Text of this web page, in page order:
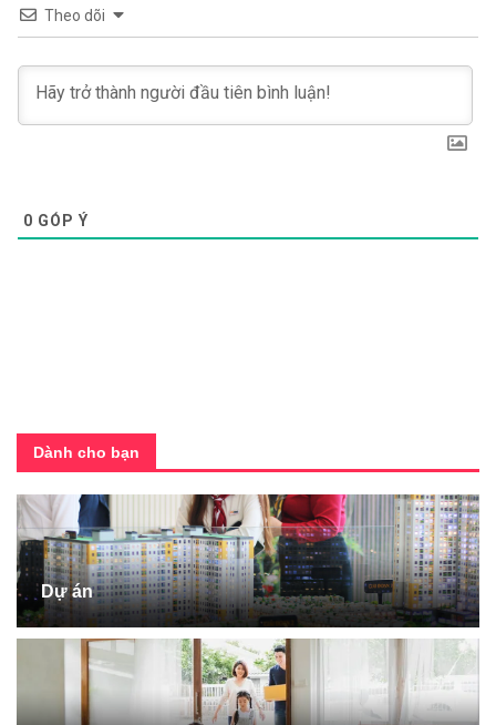
Theo dõi
0 GÓP Ý
Dành cho bạn
Dự án